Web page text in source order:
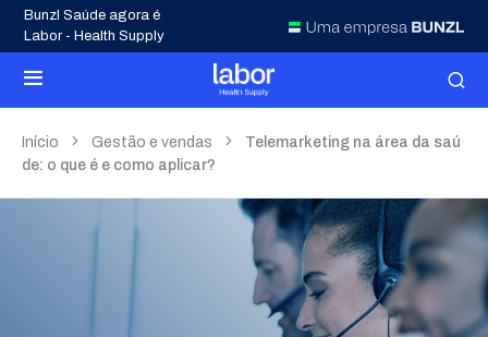
Bunzl Saúde agora é
Labor - Health Supply
Início Gestão e vendas
Telemarketing na área da saú
de: o que é e como aplicar?